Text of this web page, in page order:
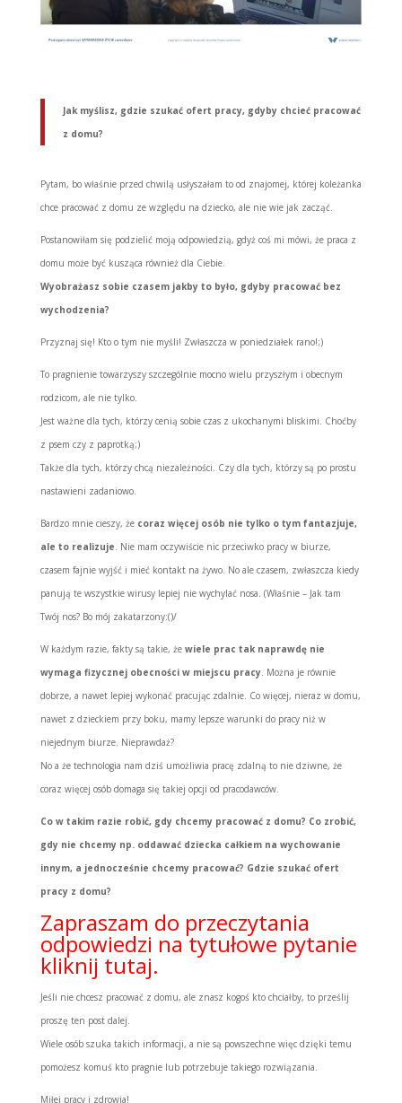
Jak myślisz, gdzie szukać ofert pracy, gdyby chcieć pracować
z domu?
Pytam, bo właśnie przed chwilą usłyszałam to od znajomej, której koleżanka
chce pracować z domu ze względu na dziecko, ale nie wie jak zacząć.
Postanowiłam się podzielić moją odpowiedzią, gdyż coś mi mówi, że praca z
domu może być kusząca również dla Ciebie.
Wyobrażasz sobie czasem jakby to było, gdyby pracować bez
wychodzenia?
Przyznaj się! Kto o tym nie myśli! Zwłaszcza w poniedziałek rano!;)
To pragnienie towarzyszy szczególnie mocno wielu przyszłym i obecnym
rodzicom, ale nie tylko.
Jest ważne dla tych, którzy cenią sobie czas z ukochanymi bliskimi. Choćby
z psem czy z paprotką;)
Także dla tych, którzy chcą niezależności. Czy dla tych, którzy są po prostu
nastawieni zadaniowo.
Bardzo mnie cieszy, że coraz więcej osób nie tylko o tym fantazjuje,
ale to realizuje. Nie mam oczywiście nic przeciwko pracy w biurze,
czasem fajnie wyjść i mieć kontakt na żywo. No ale czasem, zwłaszcza kiedy
panują te wszystkie wirusy lepiej nie wychylać nosa. (Właśnie – Jak tam
Twój nos? Bo mój zakatarzony:()/
W każdym razie, fakty są takie, że wiele prac tak naprawdę nie
wymaga fizycznej obecności w miejscu pracy. Można je równie
dobrze, a nawet lepiej wykonać pracując zdalnie. Co więcej, nieraz w domu,
nawet z dzieckiem przy boku, mamy lepsze warunki do pracy niż w
niejednym biurze. Nieprawdaż?
No a że technologia nam dziś umożliwia pracę zdalną to nie dziwne, że
coraz więcej osób domaga się takiej opcji od pracodawców.
Co w takim razie robić, gdy chcemy pracować z domu? Co zrobić,
gdy nie chcemy np. oddawać dziecka całkiem na wychowanie
innym, a jednocześnie chcemy pracować? Gdzie szukać ofert
pracy z domu?
Zapraszam do przeczytania
odpowiedzi na tytułowe pytanie
kliknij tutaj.
Jeśli nie chcesz pracować z domu, ale znasz kogoś kto chciałby, to prześlij
proszę ten post dalej.
Wiele osób szuka takich informacji, a nie są powszechne więc dzięki temu
pomożesz komuś kto pragnie lub potrzebuje takiego rozwiązania.
Miłej pracy i zdrowia!